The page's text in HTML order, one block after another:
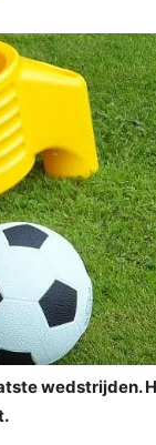
wedstrijden.